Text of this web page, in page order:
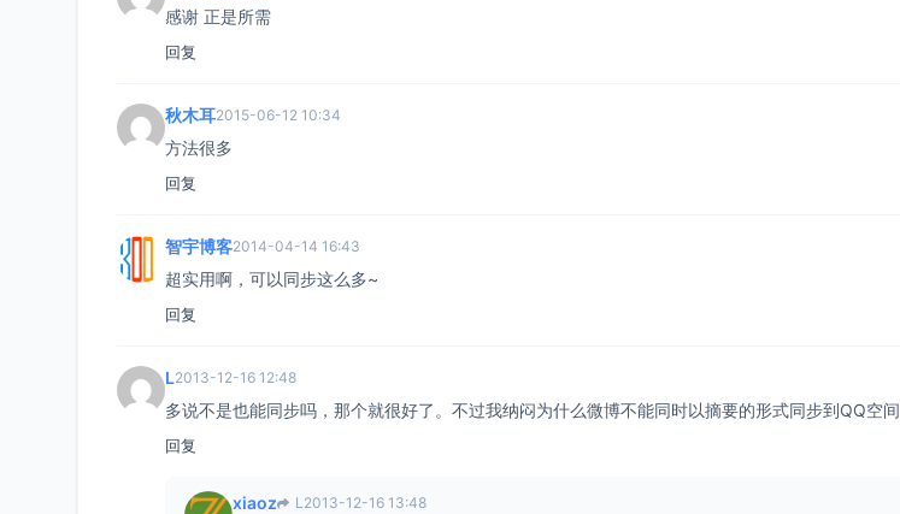
感谢 正是所需
回复
秋木耳2015-06-12 10:34
方法很多
回复
智宇博客2014-04-14 16:43
超实用啊，可以同步这么多~
回复
L2013-12-16 12:48
多说不是也能同步吗，那个就很好了。不过我纳闷为什么微博不能同时以摘要的形式同步到QQ空间
回复
xiaoz L 2013-12-16 13:48